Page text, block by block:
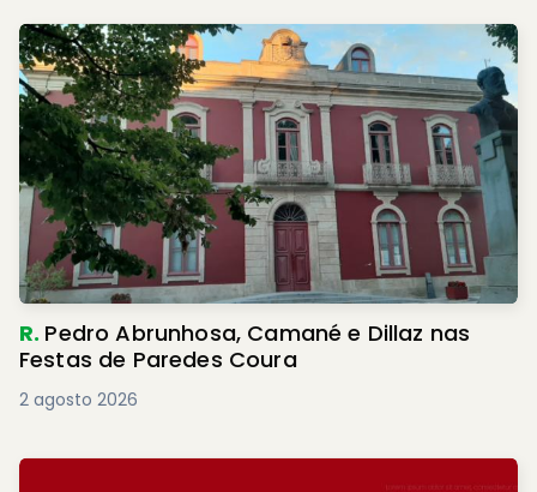
R. Pedro Abrunhosa, Camané e Dillaz nas
Festas de Paredes Coura
2 agosto 2026